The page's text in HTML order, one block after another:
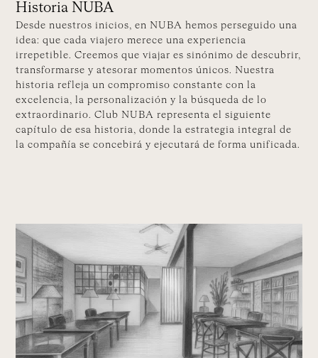
Historia NUBA
Desde nuestros inicios, en NUBA hemos perseguido una
idea: que cada viajero merece una experiencia
irrepetible. Creemos que viajar es sinónimo de descubrir,
transformarse y atesorar momentos únicos. Nuestra
historia refleja un compromiso constante con la
excelencia, la personalización y la búsqueda de lo
extraordinario. Club NUBA representa el siguiente
capítulo de esa historia, donde la estrategia integral de
la compañía se concebirá y ejecutará de forma unificada.